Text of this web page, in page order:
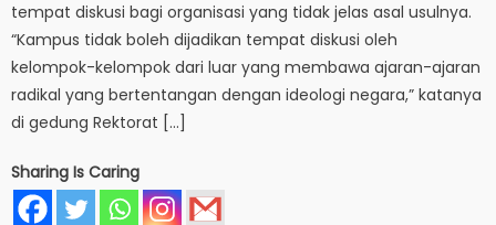
tempat diskusi bagi organisasi yang tidak jelas asal usulnya.
“Kampus tidak boleh dijadikan tempat diskusi oleh
kelompok-kelompok dari luar yang membawa ajaran-ajaran
radikal yang bertentangan dengan ideologi negara,” katanya
di gedung Rektorat […]
Sharing Is Caring